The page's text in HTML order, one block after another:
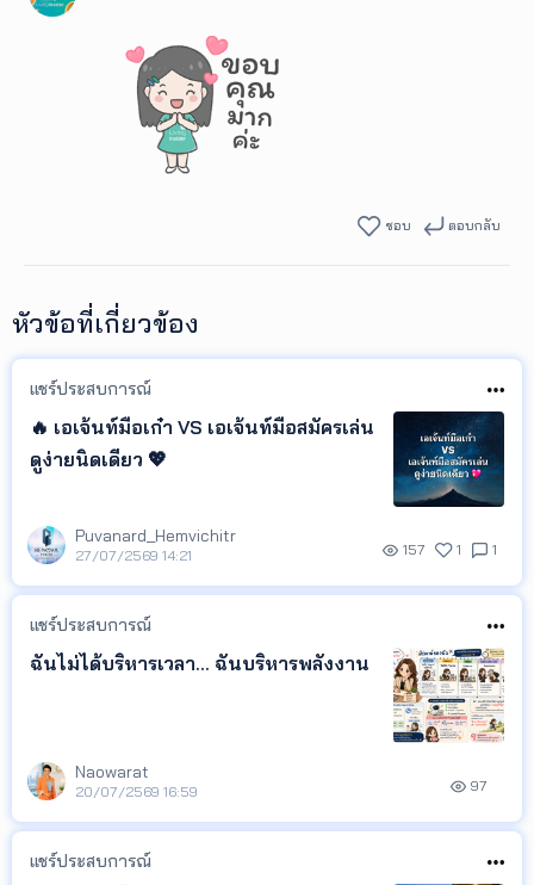
ชอบ ตอบกลับ
หัวข้อที่เกี่ยวข้อง
แชร์ประสบการณ์
🔥 เอเจ้นท์มือเก๋า VS เอเจ้นท์มือสมัครเล่น
ดูง่ายนิดเดียว 💖
Puvanard_Hemvichitr
27/07/2569 14:21 157 1 1
แชร์ประสบการณ์
ฉันไม่ได้บริหารเวลา... ฉันบริหารพลังงาน
Naowarat
20/07/2569 16:59 97
แชร์ประสบการณ์